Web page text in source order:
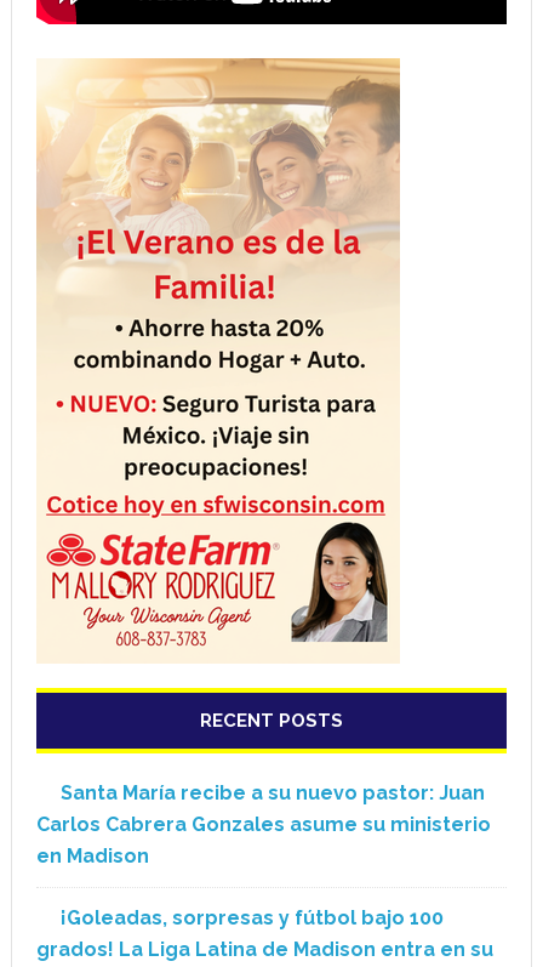
RECENT POSTS
Santa María recibe a su nuevo pastor: Juan
Carlos Cabrera Gonzales asume su ministerio
en Madison
¡Goleadas, sorpresas y fútbol bajo 100
grados! La Liga Latina de Madison entra en su